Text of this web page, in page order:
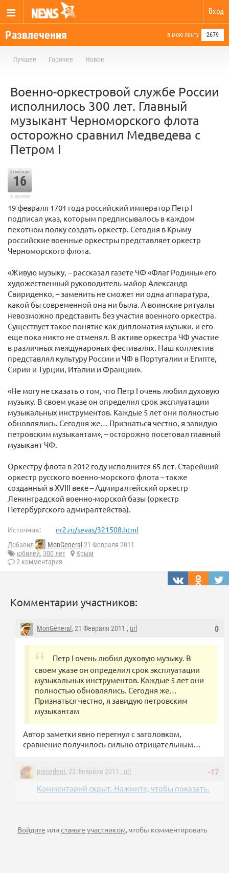
Вход
Развлечения в мою ленту 2679
Лучшее Горячее Новое
Военно-оркестровой службе России
исполнилось 300 лет. Главный
музыкант Черноморского флота
осторожно сравнил Медведева с
Петром I
отметили
16
в архиве
19 февраля 1701 года российский император Петр I
подписал указ, которым предписывалось в каждом
пехотном полку создать оркестр. Сегодня в Крыму
российские военные оркестры представляет оркестр
Черноморского флота.
«Живую музыку, – рассказал газете ЧФ «Флаг Родины» его
художественный руководитель майор Александр
Свириденко, – заменить не сможет ни одна аппаратура,
какой бы современной она ни была. А воинские ритуалы
невозможно представить без участия военного оркестра.
Существует такое понятие как дипломатия музыки. и его
еще пока никто не отменял. В активе оркестра ЧФ участие
в различных междунароных фестивалях. Наш коллектив
представлял культуру России и ЧФ в Португалии и Египте,
Сирии и Турции, Италии и Франции».
«Не могу не сказать о том, что Петр I очень любил духовую
музыку. В своем указе он определил срок эксплуатации
музыкальных инструментов. Каждые 5 лет они полностью
обновлялись. Сегодня же… Признаться честно, я завидую
петровским музыкантам», – осторожно посетовал главный
музыкант ЧФ.
Оркестру флота в 2012 году исполнится 65 лет. Старейший
оркестр русского военно-морского флота – также
созданный в XVIII веке – Адмиралтейский оркестр
Ленинградской военно-морской базы (оркестр
Петербургского адмиралтейства).
Источник: nr2.ru/sevas/321508.html
Добавил MonGeneral 21 Февраля 2011
юбилей, 300 лет
Крым
2 комментария
Комментарии участников:
0
MonGeneral , 21 Февраля 2011 , url
Петр I очень любил духовую музыку. В
своем указе он определил срок эксплуатации
музыкальных инструментов. Каждые 5 лет они
полностью обновлялись. Сегодня же…
Признаться честно, я завидую петровским
музыкантам
Автор заметки явно перегнул с заголовком,
сравнение получилось сильно отрицательным…
-17
precedent, 22 Февраля 2011 , url
Комментарий скрыт. Нажмите, чтобы показать.
Войдите илистаньте участником, чтобы комментировать